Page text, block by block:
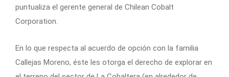
puntualiza el gerente general de Chilean Cobalt
Corporation.
En lo que respecta al acuerdo de opción con la familia
Callejas Moreno, éste les otorga el derecho de explorar en